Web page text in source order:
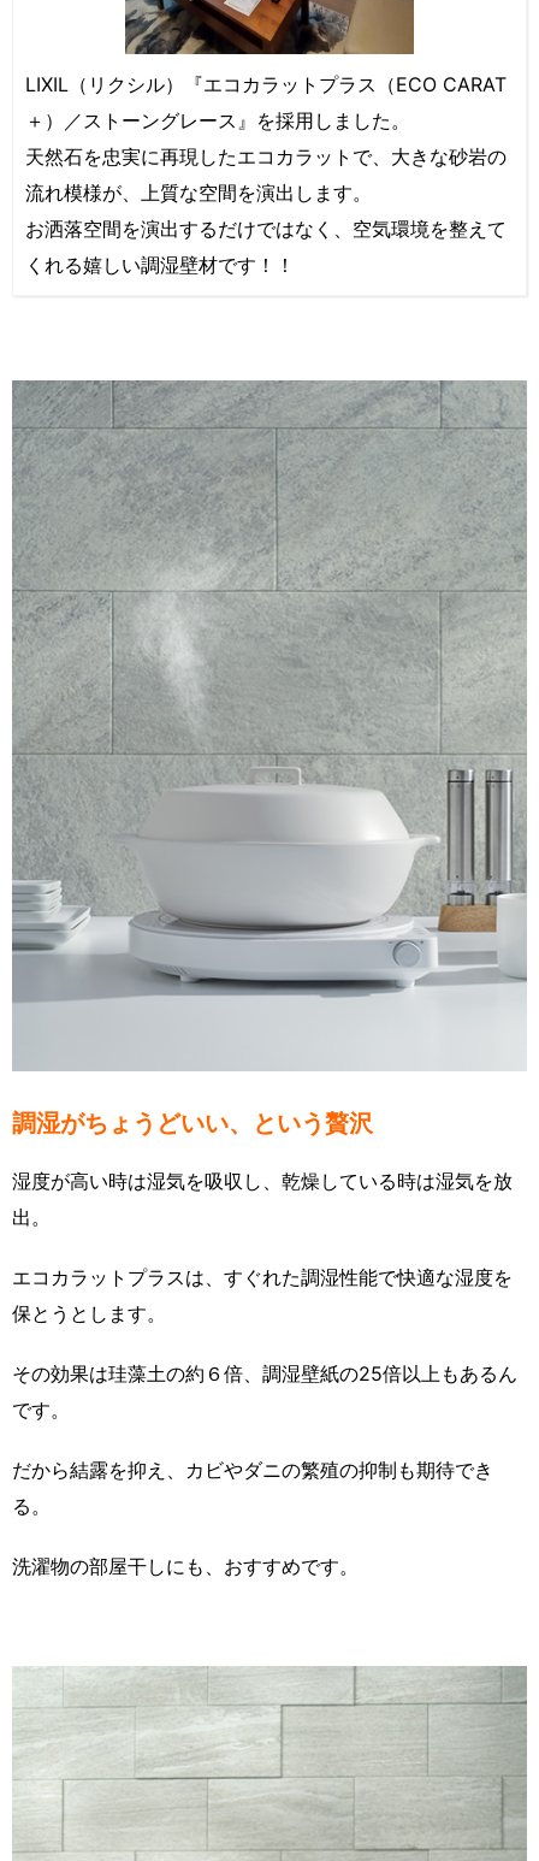
LIXIL（リクシル）『エコカラットプラス（ECO CARAT
＋）／ストーングレース』を採用しました。
天然石を忠実に再現したエコカラットで、大きな砂岩の
流れ模様が、上質な空間を演出します。
お洒落空間を演出するだけではなく、空気環境を整えて
くれる嬉しい調湿壁材です！！
調湿がちょうどいい、という贅沢
湿度が高い時は湿気を吸収し、乾燥している時は湿気を放
出。
エコカラットプラスは、すぐれた調湿性能で快適な湿度を
保とうとします。
その効果は珪藻土の約６倍、調湿壁紙の25倍以上もあるん
です。
だから結露を抑え、カビやダニの繁殖の抑制も期待でき
る。
洗濯物の部屋干しにも、おすすめです。